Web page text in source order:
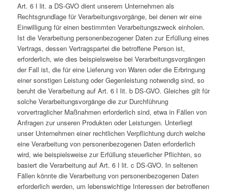
Art. 6 I lit. a DS-GVO dient unserem Unternehmen als
Rechtsgrundlage für Verarbeitungsvorgänge, bei denen wir eine
Einwilligung für einen bestimmten Verarbeitungszweck einholen.
Ist die Verarbeitung personenbezogener Daten zur Erfüllung eines
Vertrags, dessen Vertragspartei die betroffene Person ist,
erforderlich, wie dies beispielsweise bei Verarbeitungsvorgängen
der Fall ist, die für eine Lieferung von Waren oder die Erbringung
einer sonstigen Leistung oder Gegenleistung notwendig sind, so
beruht die Verarbeitung auf Art. 6 I lit. b DS-GVO. Gleiches gilt für
solche Verarbeitungsvorgänge die zur Durchführung
vorvertraglicher Maßnahmen erforderlich sind, etwa in Fällen von
Anfragen zur unseren Produkten oder Leistungen. Unterliegt
unser Unternehmen einer rechtlichen Verpflichtung durch welche
eine Verarbeitung von personenbezogenen Daten erforderlich
wird, wie beispielsweise zur Erfüllung steuerlicher Pflichten, so
basiert die Verarbeitung auf Art. 6 I lit. c DS-GVO. In seltenen
Fällen könnte die Verarbeitung von personenbezogenen Daten
erforderlich werden, um lebenswichtige Interessen der betroffenen